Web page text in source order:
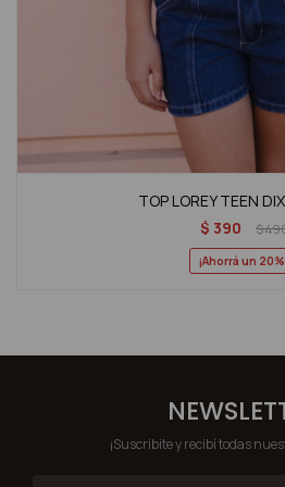
TOP LOREY TEEN
$ 390 $
20
¡Suscribite y recibí todas